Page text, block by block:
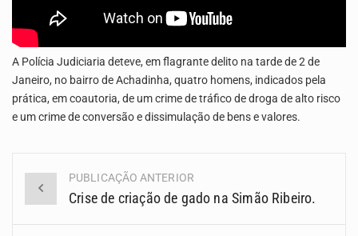
A Polícia Judiciaria deteve, em flagrante delito na tarde de 2 de
Janeiro, no bairro de Achadinha, quatro homens, indicados pela
prática, em coautoria, de um crime de tráfico de droga de alto risco
e um crime de conversão e dissimulação de bens e valores.
Navegação
PUBLICAÇÃO ANTERIOR
Crise de criação de gado na Simão Ribeiro.